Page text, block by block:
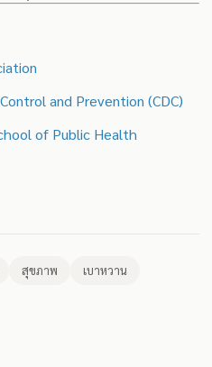
and Prevention (CDC)
of Public Health
สุขภาพ
เบาหวาน